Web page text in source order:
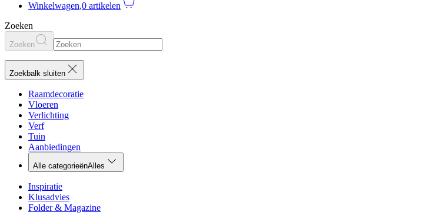
Winkelwagen,0 artikelen
Zoeken
Zoeken
Zoekbalk sluiten
Raamdecoratie
Vloeren
Verlichting
Verf
Tuin
Aanbiedingen
Alle categorieënAlles
Inspiratie
Klusadvies
Folder & Magazine